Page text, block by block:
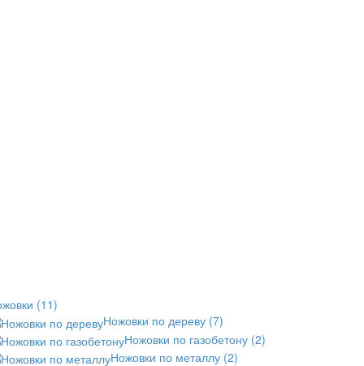
(11)
Ножовки по дереву (7)
Ножовки по газобетону (2)
Ножовки по металлу (2)